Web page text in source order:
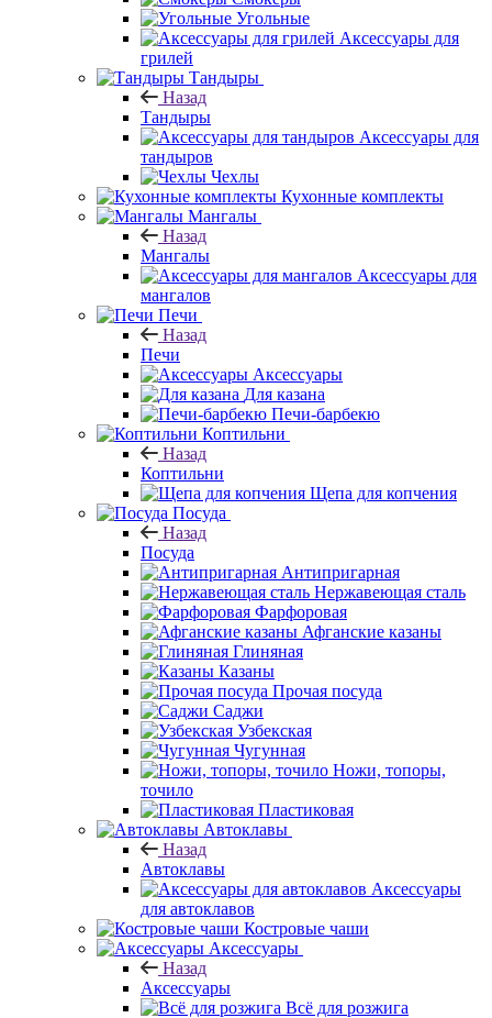
Угольные
Аксессуары для
грилей
Тандыры
Назад
Тандыры
Аксессуары для
тандыров
Чехлы
Кухонные комплекты
Мангалы
Назад
Мангалы
Аксессуары для
мангалов
Печи
Назад
Печи
Аксессуары
Для казана
Печи-барбекю
Коптильни
Назад
Коптильни
Щепа для копчения
Посуда
Назад
Посуда
Антипригарная
Нержавеющая сталь
Фарфоровая
Афганские казаны
Глиняная
Казаны
Прочая посуда
Саджи
Узбекская
Чугунная
Ножи, топоры,
точило
Пластиковая
Автоклавы
Назад
Автоклавы
Аксессуары
для автоклавов
Костровые чаши
Аксессуары
Назад
Аксессуары
Всё для розжига